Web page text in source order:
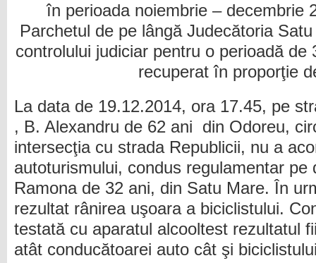
în perioada noiembrie – decembrie
Parchetul de pe lângă Judecătoria
controlului judiciar pentru o perioadă de
recuperat în proporţie
La data de 19.12.2014, ora 17.45, pe
, B. Alexandru de 62 ani din Odoreu,
intersecţia cu strada Republicii, nu a
autoturismului, condus regulamentar pe
Ramona de 32 ani, din Satu Mare. În
rezultat rânirea uşoara a biciclistului.
testată cu aparatul alcooltest rezultatul
atât conducătoarei auto cât şi